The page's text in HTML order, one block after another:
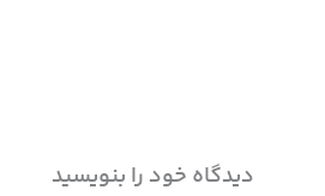
دیدگاه‌ خود را بنویسید